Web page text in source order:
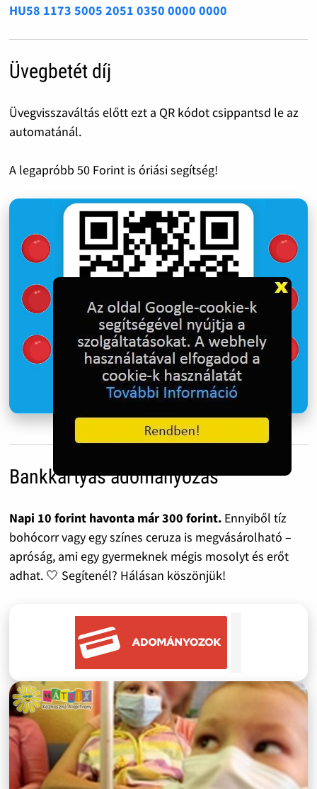
HU58 1173 5005 2051 0350 0000 0000
Üvegbetét díj
Üvegvisszaváltás előtt ezt a QR kódot csippantsd le az
automatánál.
A legapróbb 50 Forint is óriási segítség!
Bankkártyás adományozás
Napi 10 forint havonta már 300 forint.Ennyiből tíz
bohócorr vagy egy színes ceruza is megvásárolható –
apróság, ami egy gyermeknek mégis mosolyt és erőt
adhat. 🤍 Segítenél? Hálásan köszönjük!